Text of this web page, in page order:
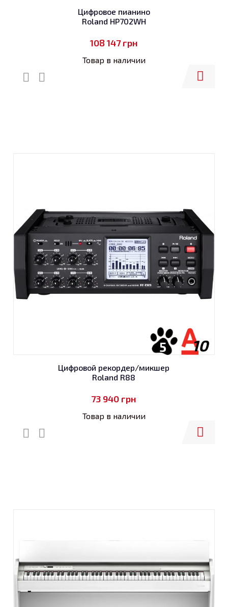
Цифровое пианино
Roland HP702WH
108 147грн
Товар в наличии
10
5
Цифровой рекордер/микшер
Roland R88
73 940 грн
Товар в наличии